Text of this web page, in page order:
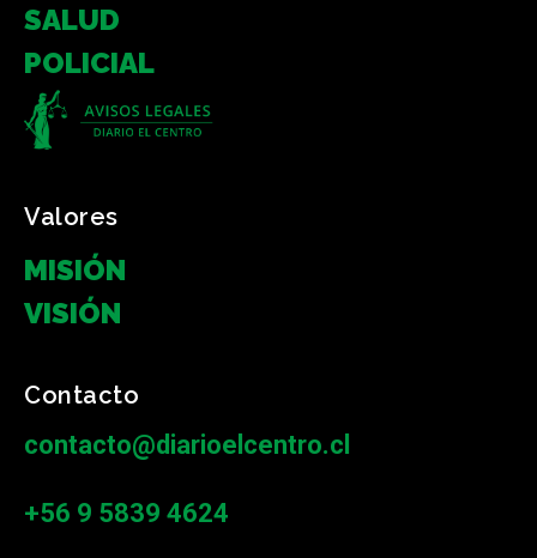
SALUD
POLICIAL
Valores
MISIÓN
VISIÓN
Contacto
contacto@diarioelcentro.cl
+56 9 5839 4624